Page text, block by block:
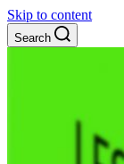
Skip to content
Search